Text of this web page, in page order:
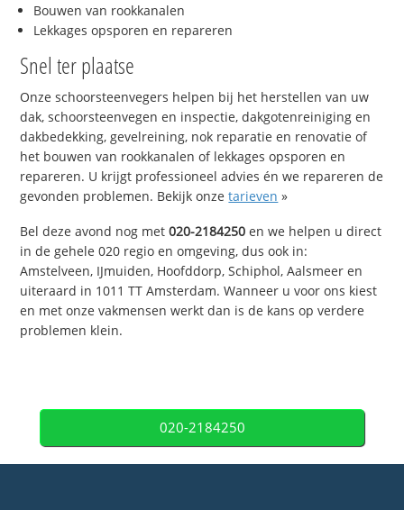
Bouwen van rookkanalen
Lekkages opsporen en repareren
Snel ter plaatse
Onze schoorsteenvegers helpen bij het herstellen van uw
dak, schoorsteenvegen en inspectie, dakgotenreiniging en
dakbedekking, gevelreining, nok reparatie en renovatie of
het bouwen van rookkanalen of lekkages opsporen en
repareren. U krijgt professioneel advies én we repareren de
gevonden problemen. Bekijk onzetarieven »
Bel deze avond nog met020-2184250 en we helpen u direct
in de gehele 020 regio en omgeving, dus ook in:
Amstelveen, IJmuiden, Hoofddorp, Schiphol, Aalsmeer en
uiteraard in 1011 TT Amsterdam. Wanneer u voor ons kiest
en met onze vakmensen werkt dan is de kans op verdere
problemen klein.
020-2184250